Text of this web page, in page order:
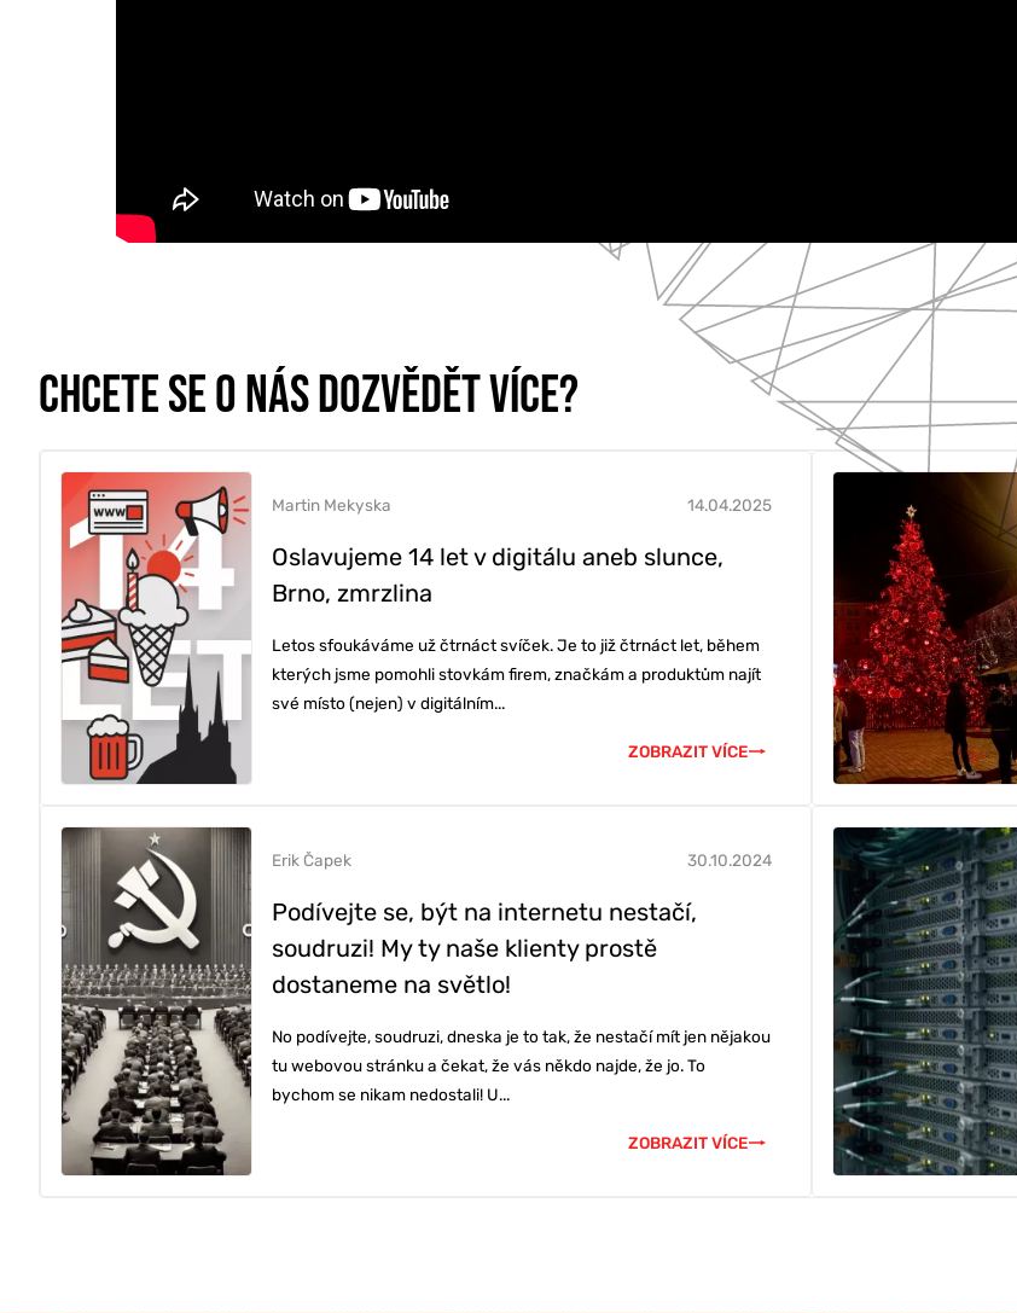
ONLINE MARKETING
TVORBA WEBU
PORADENSTVÍ & ŠKOLENÍ
REFERENCE
O NÁS
KONTAKTY
CHCETE SE O NÁS DOZVĚDĚT VÍCE?
Oslavujeme 14 let v digitálu aneb slunce,
Brno, zmrzlina
14.04.2025
Martin Mekyska
Letos sfoukáváme už čtrnáct svíček. Je to již čtrnáct let, během
kterých jsme pomohli stovkám firem, značkám a produktům najít
své místo (nejen) v digitálním...
ZOBRAZIT VÍCE
Podívejte se, být na internetu nestačí,
soudruzi! My ty naše klienty prostě
dostaneme na světlo!
30.10.2024
Erik Čapek
No podívejte, soudruzi, dneska je to tak, že nestačí mít jen nějakou
tu webovou stránku a čekat, že vás někdo najde, že jo. To
bychom se nikam nedostali! U...
ZOBRAZIT VÍCE